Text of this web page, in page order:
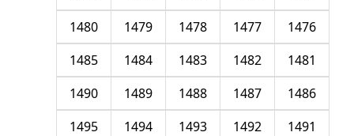
1476
1477
1478
1479
1480
1481
1482
1483
1484
1485
1486
1487
1488
1489
1490
1491
1492
1493
1494
1495